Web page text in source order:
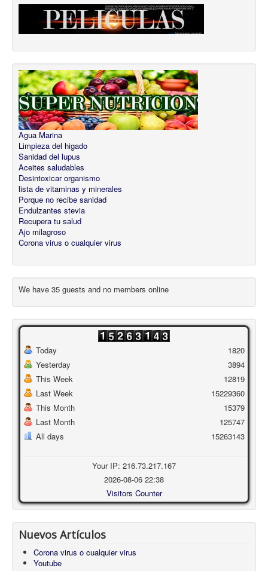
Agua Marina
Limpieza del higado
Sanidad del lupus
Aceites saludables
Desintoxicar organismo
lista de vitaminas y minerales
Porque no recibe sanidad
Endulzantes stevia
Recupera tu salud
Ajo milagroso
Corona virus o cualquier virus
We have 35 guests and no members online
Today
Yesterday
This Week
Last Week
This Month
Last Month
All days
1820
3894
12819
15229360
15379
125747
15263143
Your IP: 216.73.217.167
2026-08-06 22:38
Visitors Counter
Nuevos Artículos
Corona virus o cualquier virus
Youtube